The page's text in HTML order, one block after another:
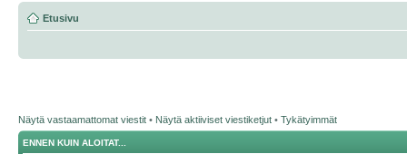
Etusivu
Näytä vastaamattomat viestit • Näytä aktiiviset viestiketjut • Tykätyimmät
ENNEN KUIN ALOITAT...